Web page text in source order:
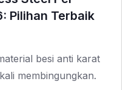
Pilihan Terbaik
besi anti karat
membingungkan.